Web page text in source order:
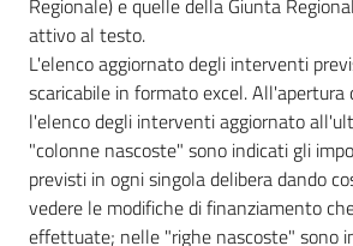
Regionale) e quelle della Giunta
attivo al testo.
L'elenco aggiornato degli interventi
scaricabile in formato excel. All'apertura
l'elenco degli interventi aggiornato
"colonne nascoste" sono indicati gli
previsti in ogni singola delibera dando
vedere le modifiche di finanziamento
effettuate; nelle "righe nascoste" sono